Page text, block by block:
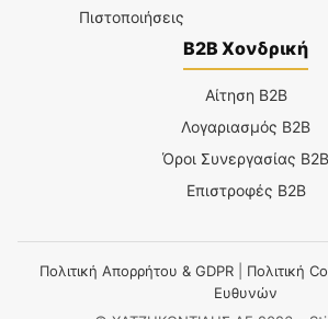
Πιστοποιήσεις
B2B Χονδρική
Αίτηση B2B
Λογαριασμός B2B
Όροι Συνεργασίας B2B
Επιστροφές B2B
Πολιτική Απορρήτου & GDPR Πολιτική
Ευθυνών